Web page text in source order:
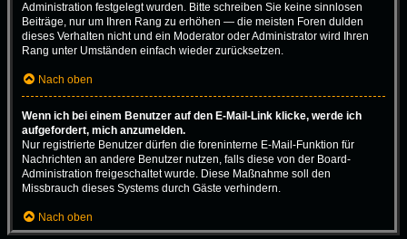
Administration festgelegt wurden. Bitte schreiben Sie keine sinnlosen
Beiträge, nur um Ihren Rang zu erhöhen — die meisten Foren dulden
dieses Verhalten nicht und ein Moderator oder Administrator wird Ihren
Rang unter Umständen einfach wieder zurücksetzen.
Nach oben
Wenn ich bei einem Benutzer auf den E-Mail-Link klicke, werde ich
aufgefordert, mich anzumelden.
Nur registrierte Benutzer dürfen die foreninterne E-Mail-Funktion für
Nachrichten an andere Benutzer nutzen, falls diese von der Board-
Administration freigeschaltet wurde. Diese Maßnahme soll den
Missbrauch dieses Systems durch Gäste verhindern.
Nach oben